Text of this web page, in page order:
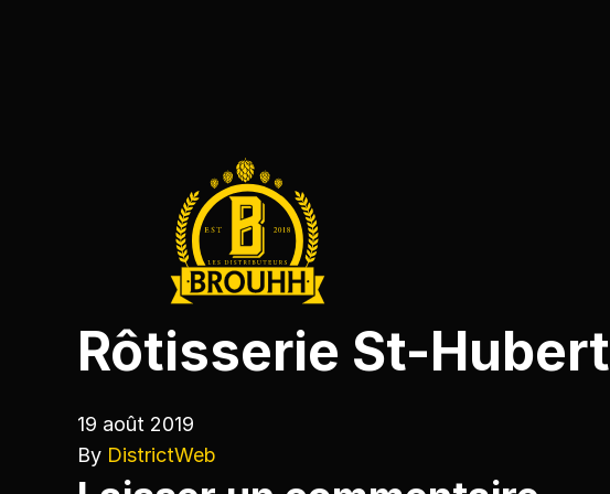
Rôtisserie St-Hubert
19 août 2019
By DistrictWeb